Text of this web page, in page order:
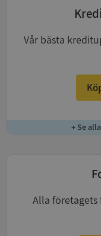
Vår bästa
+ Se
Alla företagets